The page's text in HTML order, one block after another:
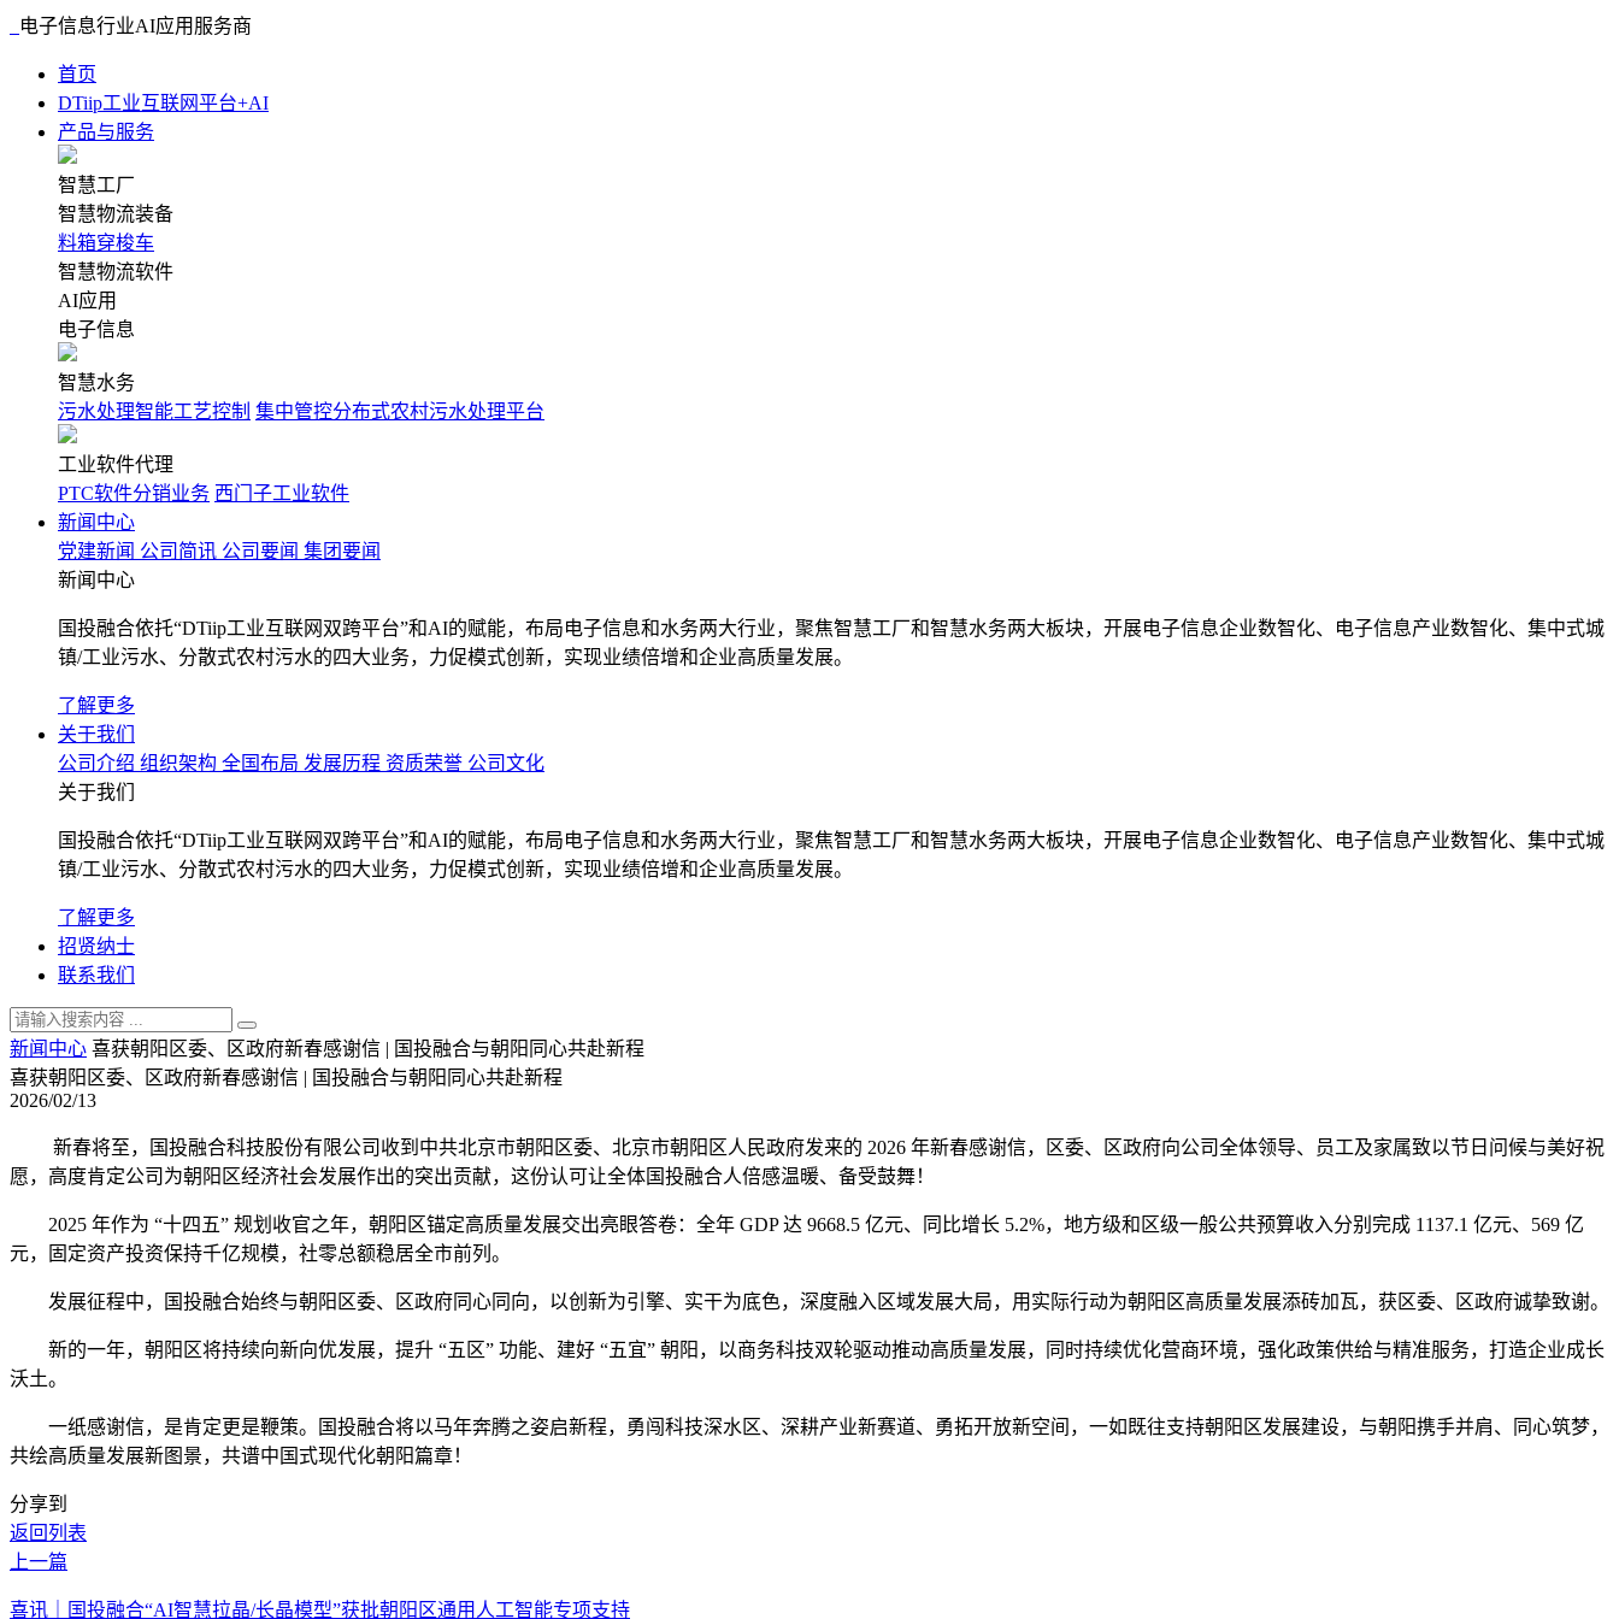
电子信息行业AI应用服务商
首页
DTiip工业互联网平台+AI
产品与服务
智慧工厂
智慧物流装备
料箱穿梭车
智慧物流软件
AI应用
电子信息
智慧水务
污水处理智能工艺控制 集中管控分布式农村污水处理平台
工业软件代理
PTC软件分销业务 西门子工业软件
新闻中心
党建新闻 公司简讯 公司要闻 集团要闻
新闻中心
国投融合依托“DTiip工业互联网双跨平台”和AI的赋能，布局电子信息和水务两大行业，聚焦智慧工厂和智慧水务两大板块，开展电子信息企业数智化、电子信息产业数智化、集中式城
镇/工业污水、分散式农村污水的四大业务，力促模式创新，实现业绩倍增和企业高质量发展。
了解更多
关于我们
公司介绍 组织架构 全国布局 发展历程 资质荣誉 公司文化
关于我们
国投融合依托“DTiip工业互联网双跨平台”和AI的赋能，布局电子信息和水务两大行业，聚焦智慧工厂和智慧水务两大板块，开展电子信息企业数智化、电子信息产业数智化、集中式城
镇/工业污水、分散式农村污水的四大业务，力促模式创新，实现业绩倍增和企业高质量发展。
了解更多
招贤纳士
联系我们
新闻中心 喜获朝阳区委、区政府新春感谢信 | 国投融合与朝阳同心共赴新程
喜获朝阳区委、区政府新春感谢信 | 国投融合与朝阳同心共赴新程
2026/02/13
新春将至，国投融合科技股份有限公司收到中共北京市朝阳区委、北京市朝阳区人民政府发来的 2026 年新春感谢信，区委、区政府向公司全体领导、员工及家属致以节日问候与美好祝
愿，高度肯定公司为朝阳区经济社会发展作出的突出贡献，这份认可让全体国投融合人倍感温暖、备受鼓舞！
2025 年作为 “十四五” 规划收官之年，朝阳区锚定高质量发展交出亮眼答卷：全年 GDP 达 9668.5 亿元、同比增长 5.2%，地方级和区级一般公共预算收入分别完成 1137.1 亿元、569 亿
元，固定资产投资保持千亿规模，社零总额稳居全市前列。
发展征程中，国投融合始终与朝阳区委、区政府同心同向，以创新为引擎、实干为底色，深度融入区域发展大局，用实际行动为朝阳区高质量发展添砖加瓦，获区委、区政府诚挚致谢。
新的一年，朝阳区将持续向新向优发展，提升 “五区” 功能、建好 “五宜” 朝阳，以商务科技双轮驱动推动高质量发展，同时持续优化营商环境，强化政策供给与精准服务，打造企业成长
沃土。
一纸感谢信，是肯定更是鞭策。国投融合将以马年奔腾之姿启新程，勇闯科技深水区、深耕产业新赛道、勇拓开放新空间，一如既往支持朝阳区发展建设，与朝阳携手并肩、同心筑梦，
共绘高质量发展新图景，共谱中国式现代化朝阳篇章！
分享到
返回列表
上一篇
喜讯｜国投融合“AI智慧拉晶/长晶模型”获批朝阳区通用人工智能专项支持